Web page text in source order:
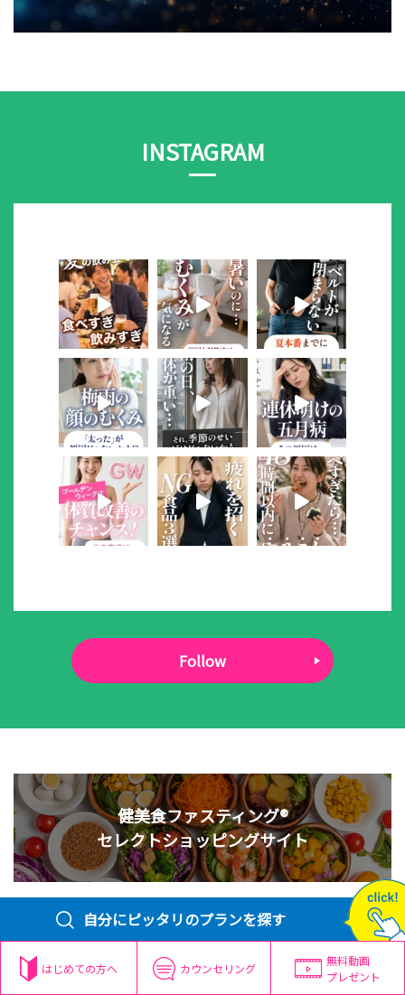
INSTAGRAM
Follow
健美食ファスティング®
セレクトショッピングサイト
自分にピッタリのプランを探す
はじめての方へ カウンセリング
無料動画
プレゼント